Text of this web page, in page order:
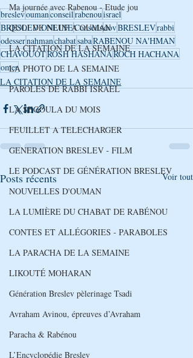
Ma journée avec Rabenou - Etude jou
QUOI DE NEUF A OUMAN
LA CITATION DE LA SEMAINE
LA PHOTO DE LA SEMAINE
PAROLES DE RABBI ISRAEL
LA SEGOULA DU MOIS
FEUILLET A TELECHARGER
GENERATION BRESLEV - FILM
LE PODCAST DE GÉNÉRATION BRESLEV
NOUVELLES D'OUMAN
LA LUMIÈRE DU CHABAT DE RABÉNOU
CONTES ET ALLÉGORIES - PARABOLES
LA PARACHA DE LA SEMAINE
LIKOUTÉ MOHARAN
Génération Breslev pèlerinage Tsadi
Avraham Avinou, épreuves d’Avraham
Paracha & Rabénou
L’Encyclopédie Breslev
breslevoumanconseilrabenouisrael
BRESLEV ONLINEConseilsdovBRESLEVrabbi
odessernahmanchabatsabaRABENOU NA'HMAN
CHAVOUOTROSH HASHANAROCH HACHANA
omer
LA CITATION DE LA SEMAINE
Posts récents Voir tout